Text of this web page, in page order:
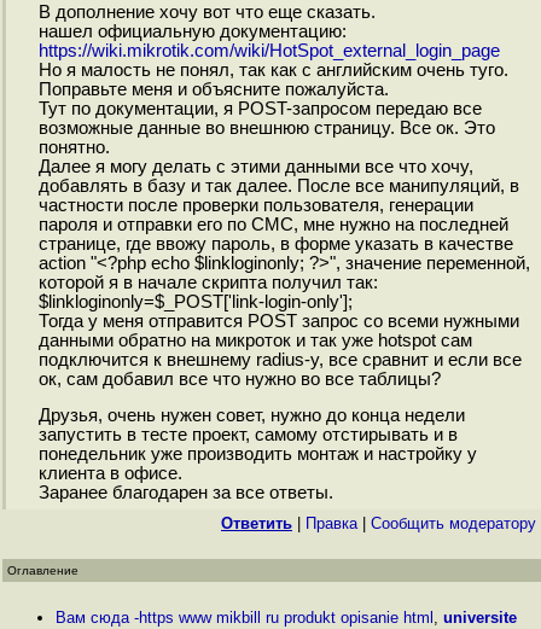
В дополнение хочу вот что еще сказать.
нашел официальную документацию:
https://wiki.mikrotik.com/wiki/HotSpot_external_login_page
Но я малость не понял, так как с английским очень туго.
Поправьте меня и объясните пожалуйста.
Тут по документации, я POST-запросом передаю все
возможные данные во внешнюю страницу. Все ок. Это
понятно.
Далее я могу делать с этими данными все что хочу,
добавлять в базу и так далее. После все манипуляций, в
частности после проверки пользователя, генерации
пароля и отправки его по СМС, мне нужно на последней
странице, где ввожу пароль, в форме указать в качестве
action "<?php echo $linkloginonly; ?>", значение переменной,
которой я в начале скрипта получил так:
$linkloginonly=$_POST['link-login-only'];
Тогда у меня отправится POST запрос со всеми нужными
данными обратно на микроток и так уже hotspot сам
подключится к внешнему radius-у, все сравнит и если все
ок, сам добавил все что нужно во все таблицы?
Друзья, очень нужен совет, нужно до конца недели
запустить в тесте проект, самому отстирывать и в
понедельник уже производить монтаж и настройку у
клиента в офисе.
Заранее благодарен за все ответы.
Ответить Правка| Cообщить модератору
Оглавление
Вам сюда -https www mikbill ru produkt opisanie html , universite